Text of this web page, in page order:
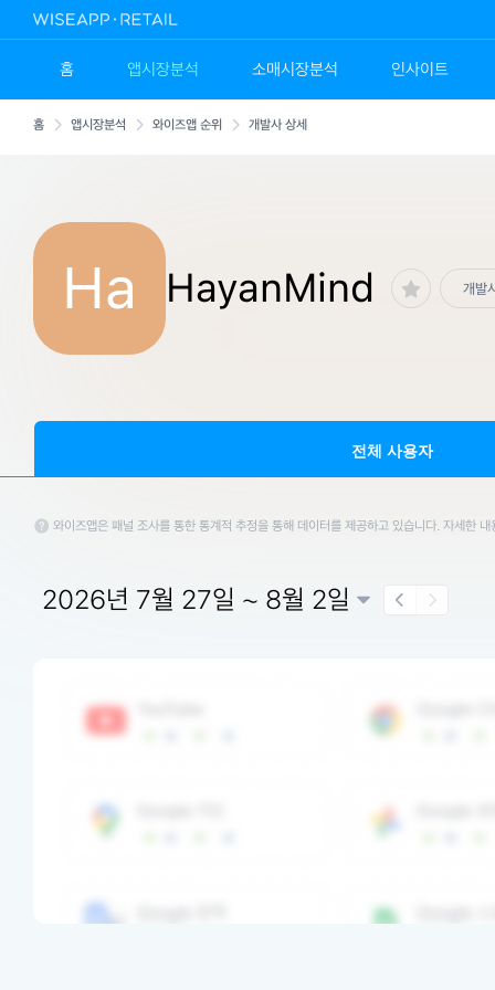
홈 앱시장분석 소매시장분석 인사이트
홈 앱시장분석 와이즈앱 순위 개발사 상세
Ha HayanMind 개발
전체 사용자
와이즈앱은 패널 조사를 통한 통계적 추정을 통해 데이터를 제공하고 있습니다. 자세한
2026년 7월 27일 ~ 8월 2일